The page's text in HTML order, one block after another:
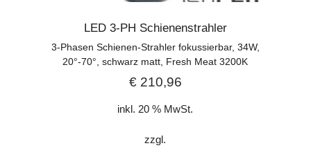
LED 3-PH Schienenstrahler
3-Phasen Schienen-Strahler fokussierbar, 34W,
20°-70°, schwarz matt, Fresh Meat 3200K
€210,96
inkl. 20 % MwSt.
zzgl.